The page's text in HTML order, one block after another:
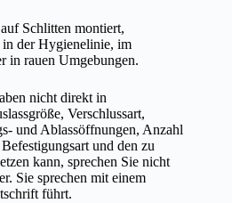
Schlitten montiert,
in der Hygienelinie, im
in rauen Umgebungen.
nicht direkt in
Verschlussart,
und Ablassöffnungen, Anzahl
und den zu
kann, sprechen Sie nicht
Sie sprechen mit einem
führt.